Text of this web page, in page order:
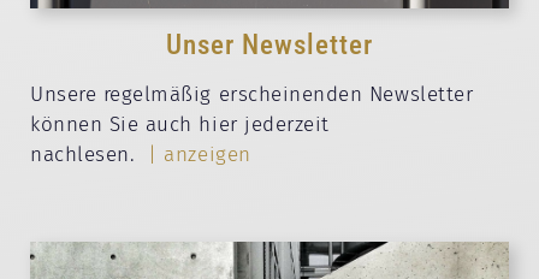
Unser Newsletter
Unsere regelmäßig erscheinenden Newsletter
können Sie auch hier jederzeit
nachlesen.
| anzeigen